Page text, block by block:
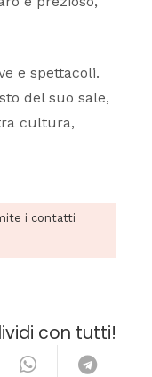
e spettacoli.
del suo sale,
cultura,
i contatti
con tutti!